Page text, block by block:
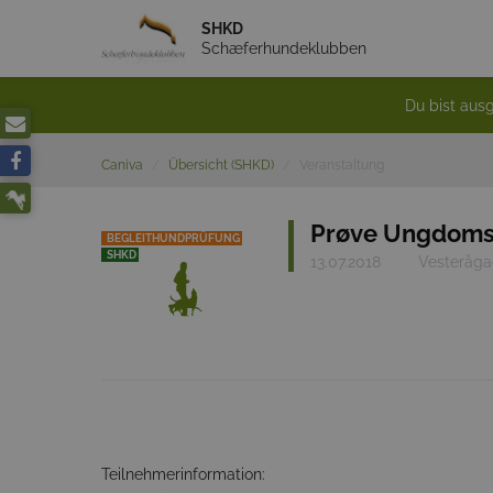
SHKD
Schæferhundeklubben
Du bist
Caniva Übersicht (SHKD)
BEGLEITHUNDPRÜFUNG
SHKD
Prøve
13.07.2018
Teilnehmerinformation: